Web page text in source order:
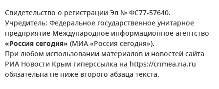
Свидетельство о регистрации Эл № ФС77-57640.
Учредитель: Федеральное государственное унитарное
предприятие Международное информационное агентство
«Россия сегодня» (МИА «Россия сегодня»).
При любом использовании материалов и новостей сайта
РИА Новости Крым гиперссылка на https://crimea.ria.ru
обязательна не ниже второго абзаца текста.